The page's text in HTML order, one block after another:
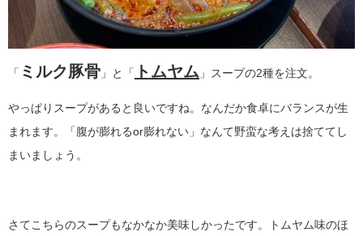
「 ミルク豚骨 」と「 トムヤム 」スープの2種を注文。
やっぱりスープがあると良いですね。なんだか食卓にバランスが生
まれます。「腹が膨れるor膨れない」なんて野蛮な考えは捨ててし
まいましょう。
さてこちらのスープもなかなか美味しかったです。トムヤム味のほ